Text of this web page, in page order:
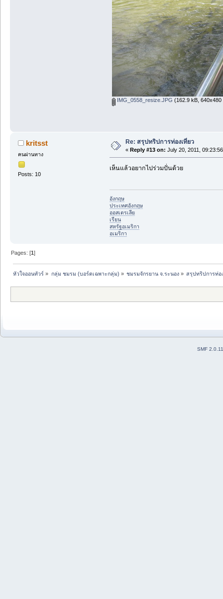
IMG_0558_resize.JPG (162.9 kB,
kritsst
คนผ่านทาง
Posts: 10
Re: สรุปทริปการท่องเที่ยว
« Reply #13 on: July 20, 2011,
เห็นแล้วอยากไปร่วมปั่นด้วย
อังกฤษ
ประเทศอังกฤษ
ออสเตรเลีย
เรียน
สหรัฐอเมริกา
อเมริกา
Pages: [1]
หัวใจออนทัวร์ » กลุ่ม ชมรม (บอร์ดเฉพาะกลุ่ม) » ชมรมจักรยาน จ.ระนอง» สรุปทริปการท่อ
SMF 2.0.11